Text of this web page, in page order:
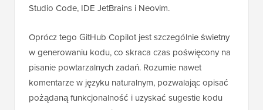
Studio Code, IDE JetBrains i Neovim.
Oprócz tego GitHub Copilot jest szczególnie świetny
w generowaniu kodu, co skraca czas poświęcony na
pisanie powtarzalnych zadań. Rozumie nawet
komentarze w języku naturalnym, pozwalając opisać
pożądaną funkcjonalność i uzyskać sugestie kodu